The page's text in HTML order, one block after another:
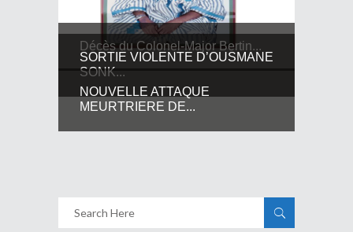
Décès du Colonel-Major Bertin...
SORTIE VIOLENTE D’OUSMANE
SONK...
NOUVELLE ATTAQUE
MEURTRIERE DE...